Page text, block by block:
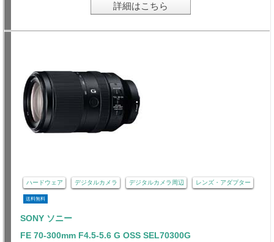
詳細はこちら
ハードウェア デジタルカメラ デジタルカメラ周辺 レンズ・アダプター
送料無料
SONY ソニー
FE 70-300mm F4.5-5.6 G OSS SEL70300G